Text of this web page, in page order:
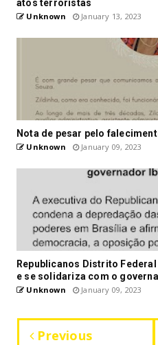
atos terroristas
Unknown January 13, 2023
Nota de pesar pelo
Unknown January 09, 2023
Republicanos Distrito
e se solidariza com o
Unknown January 09, 2023
Previous